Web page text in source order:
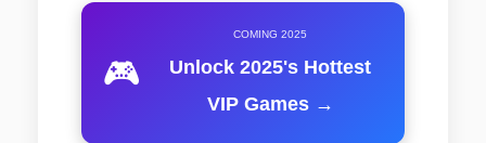
🎮
COMING 2025
Unlock 2025's Hottest
VIP Games →